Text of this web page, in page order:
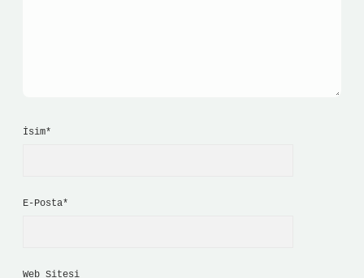
İsim*
E-Posta*
Web Sitesi